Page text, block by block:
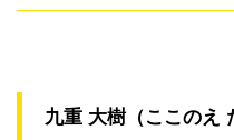
九重 大樹（ここのえ